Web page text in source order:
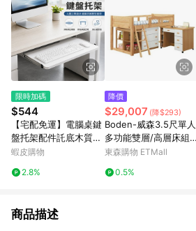
限時加碼
$544
【宅配免運】電腦桌鍵
盤托架配件託底木質托
盤靜音吊裝二節加厚滑
打孔滑軌鍵盤架 免安裝
蝦皮購物
2.8%
降價
$29,007 (降$293)
Boden-威森3.5尺單人
多功能雙層/高層床組
(床架+三斗櫃+開放櫃
東森購物 ETMall
0.5%
商品描述